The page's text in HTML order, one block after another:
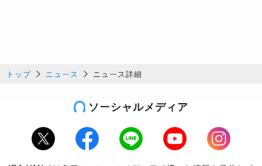
トップ ニュース ニュース詳細
ソーシャルメディア
Twitter Facebook LINE Youtube
Instagram